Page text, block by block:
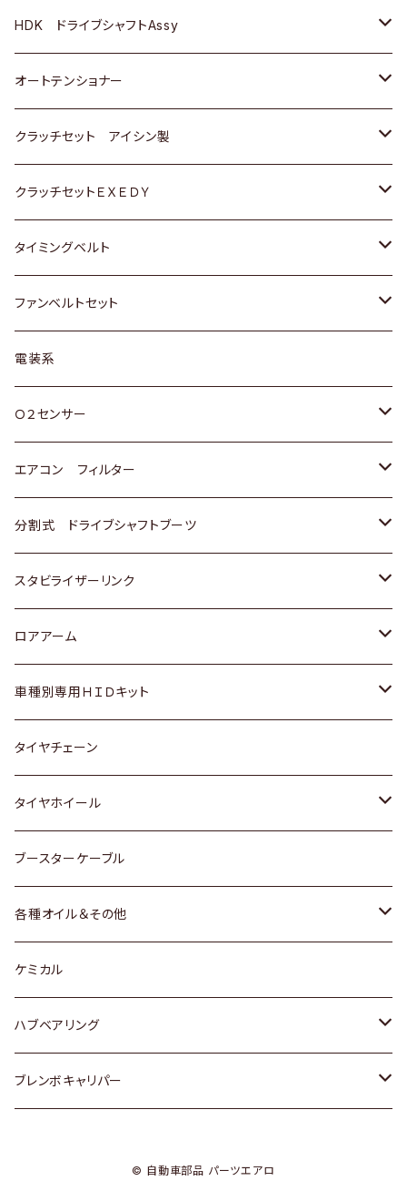
ＢＥＮＺ
スバル
三菱
スバル
マツダ
三菱
スバル
マツダ
三菱
スバル
日産
いすゞ
ダイハツ
マツダ
三菱
スバル
日野
ＢＭＷ
GOLF
ＷＡＧＥＮ
アストロ（シボレー）
クライスラー
ＢＭＷ
ＷＡＧＥＮ
ＶＯＬＶＯ
トヨタ
ホンダ
スズキ
日産
ダイハツ
マツダ
三菱
スバル
HDK ドライブシャフトAssy
スズキ
ダイハツ
日産
ホンダ
マツダ
オートテンショナー
トヨタ
クラッチセット アイシン製
ホンダ
スズキ
ダイハツ
マツダ
三菱
スバル
クラッチセットＥＸＥＤＹ
ホンダ
スズキ
日産
ダイハツ
マツダ
三菱
スバル
タイミングベルト
トヨタ
スズキ
ダイハツ
三菱
スバル
ファンベルトセット
トヨタ
ホンダ
スズキ
日産
いすゞ
ダイハツ
マツダ
三菱
スバル
レクサス
電装系
Ｏ２センサー
トヨタ
ホンダ
スズキ
日産
ダイハツ
マツダ
三菱
スバル
エアコン フィルター
トヨタ
ホンダ
スズキ
日産
いすゞ
ダイハツ
マツダ
三菱
スバル
分割式 ドライブシャフトブーツ
トヨタ
ホンダ
スズキ
日産
ダイハツ
スバル
スタビライザーリンク
トヨタ
ホンダ
スズキ
日産
ダイハツ
マツダ
ロアアーム
ホンダ
スズキ
日産
ダイハツ
マツダ
スバル
車種別専用ＨＩＤキット
トヨタ
マツダ
タイヤチェーン
タイヤホイール
トヨタ
ホンダ
スズキ
日産
ダイハツ
ブースターケーブル
各種オイル＆その他
ディーデル洗浄添加剤
ケミカル
ハブベアリング
トヨタ
ブレンボキャリパー
© 自動車部品 パーツエアロ